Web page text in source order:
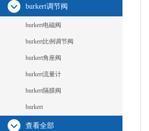
burkert调节阀
burkert电磁阀
burkert比例调节阀
burkert角座阀
burkert流量计
burkert隔膜阀
burkert
查看全部